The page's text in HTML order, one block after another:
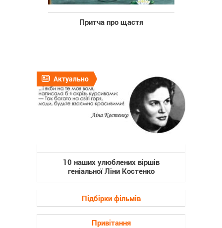
Притча про щастя
Актуально
10 наших улюблених віршів
геніальної Ліни Костенко
Підбірки фільмів
Привітання